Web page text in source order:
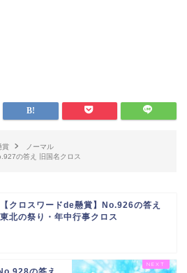
賞
ノーマル
の答え 旧国名クロス
【クロスワードde懸賞】No.926の答え
東北の祭り・年中行事クロス